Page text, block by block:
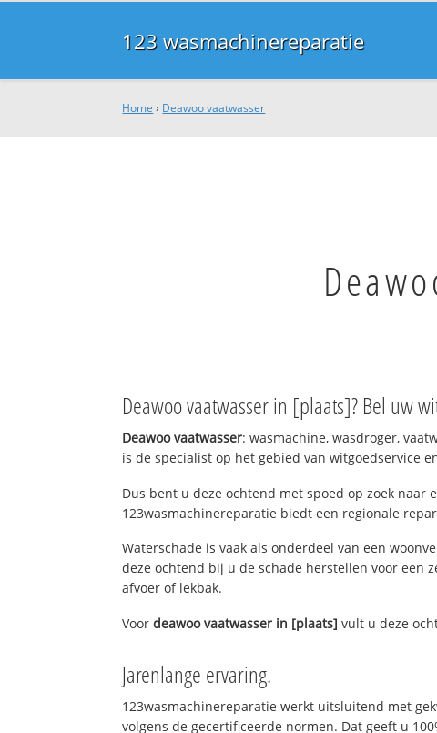
123 wasmachinereparatie
Home › Deawoo vaatwasser
Deawoo vaatwasser in [plaats]? Bel uw
Deawoo vaatwasser: wasmachine, wasdroger,
is de specialist op het gebied van witgoedservice
Dus bent u deze ochtend met spoed op zoek
123wasmachinereparatie biedt een regionale
Waterschade is vaak als onderdeel van een
deze ochtend bij u de schade herstellen voor een
afvoer of lekbak.
Voordeawoo vaatwasser in [plaats] vult u deze
Jarenlange ervaring.
123wasmachinereparatie werkt uitsluitend met
volgens de gecertificeerde normen. Dat geeft u